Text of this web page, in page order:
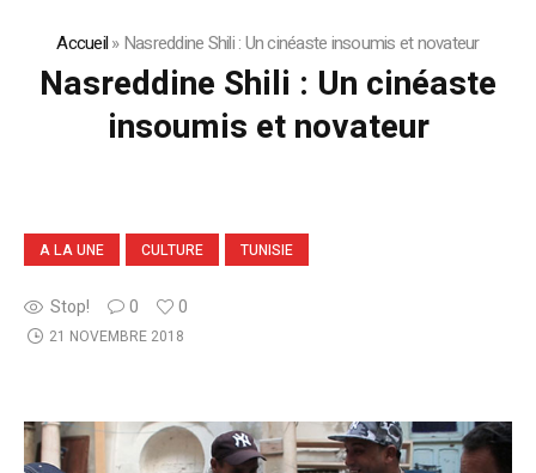
Accueil»Nasreddine Shili : Un cinéaste insoumis et novateur
Nasreddine Shili : Un cinéaste
insoumis et novateur
A LA UNE CULTURE TUNISIE
Stop! 0 0
21 NOVEMBRE 2018